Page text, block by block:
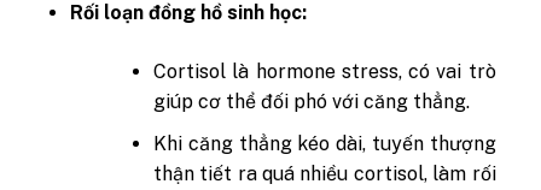
Rối loạn đồng hồ sinh học:
Cortisol là hormone stress, có vai trò
giúp cơ thể đối phó với căng thẳng.
Khi căng thẳng kéo dài, tuyến thượng
thận tiết ra quá nhiều cortisol, làm rối